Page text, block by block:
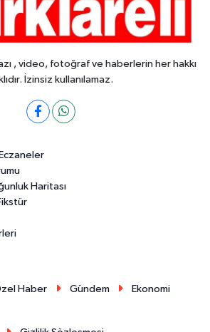
, video, fotoğraf ve haberlerin her hakkı
İzinsiz kullanılamaz.
Haritası
Haber Gündem
Ekonomi